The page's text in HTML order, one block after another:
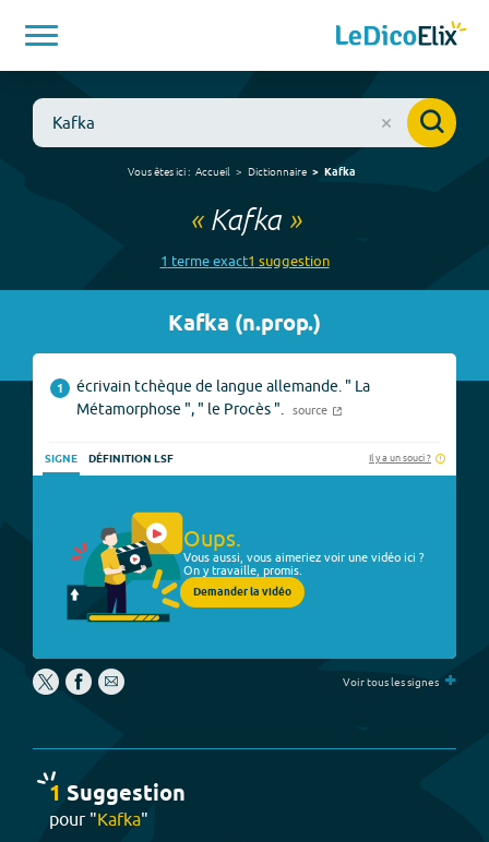
Vous êtes ici : Accueil Dictionnaire Kafka
« Kafka»
1 termeexact1 suggestion
Kafka (n.prop.)
1
écrivain tchèque de langue allemande. " La
Métamorphose ", " le Procès ".
source
SIGNE DÉFINITION LSF Il y a un souci ?
Oups.
Vous aussi, vous aimeriez voir une vidéo ici ?
On y travaille, promis.
Demander la vidéo
Voir tous les signes +
1 Suggestion
pour "Kafka"